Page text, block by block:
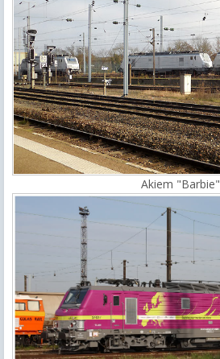
Akiem "Barbie"